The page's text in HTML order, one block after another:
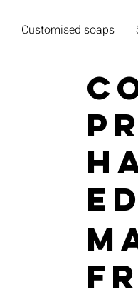
Customised soaps
ed